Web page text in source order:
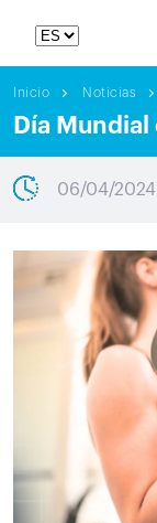
Inicio Noticias
Día
06/04/2024